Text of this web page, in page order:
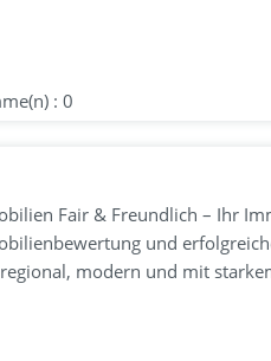
: 0
Fair & Freundlich – Ihr
und
modern und mit